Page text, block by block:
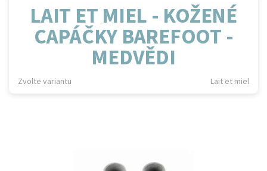
LAIT ET MIEL - KOŽENÉ
CAPÁČKY BAREFOOT -
MEDVĚDI
Zvolte variantu Lait et miel